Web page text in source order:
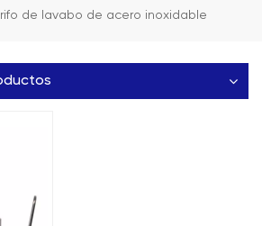
de lavabo de acero inoxidable